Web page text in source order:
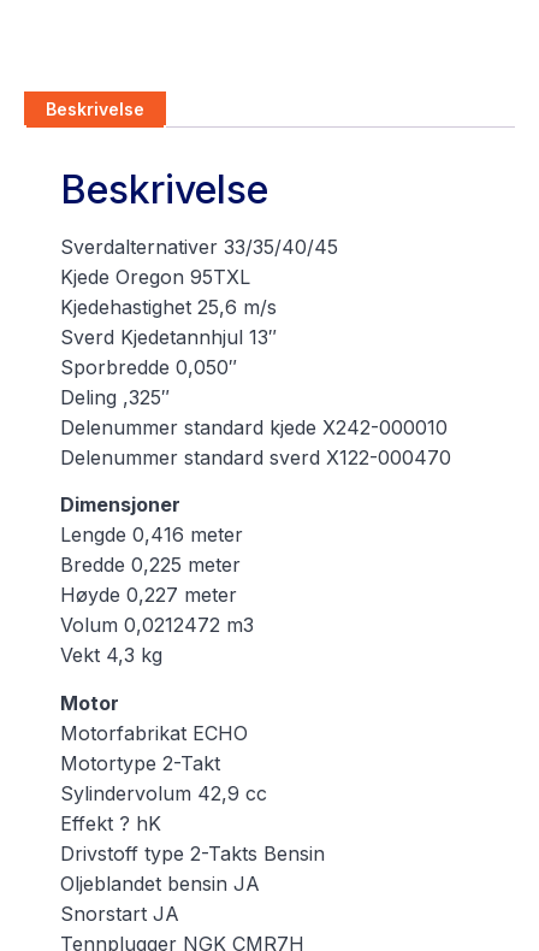
Beskrivelse
Beskrivelse
Sverdalternativer 33/35/40/45
Kjede Oregon 95TXL
Kjedehastighet 25,6 m/s
Sverd Kjedetannhjul 13″
Sporbredde 0,050″
Deling ,325″
Delenummer standard kjede X242-000010
Delenummer standard sverd X122-000470
Dimensjoner
Lengde 0,416 meter
Bredde 0,225 meter
Høyde 0,227 meter
Volum 0,0212472 m3
Vekt 4,3 kg
Motor
Motorfabrikat ECHO
Motortype 2-Takt
Sylindervolum 42,9 cc
Effekt ? hK
Drivstoff type 2-Takts Bensin
Oljeblandet bensin JA
Snorstart JA
Tennplugger NGK CMR7H